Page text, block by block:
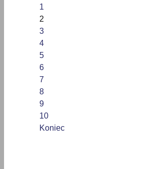
1
2
3
4
5
6
7
8
9
10
Koniec